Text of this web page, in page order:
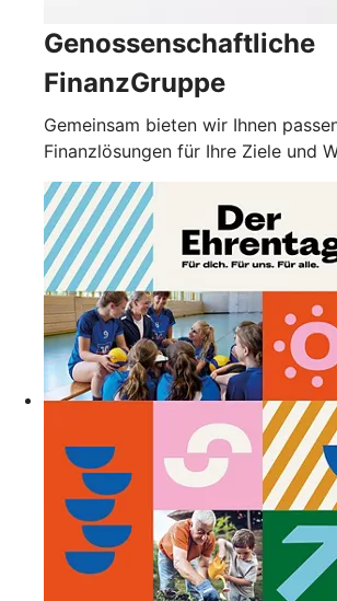
Genossenschaftliche
FinanzGruppe
Gemeinsam bieten wir Ihnen
Finanzlösungen für Ihre Ziele und